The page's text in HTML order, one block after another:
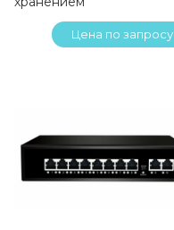
Цена по запросу